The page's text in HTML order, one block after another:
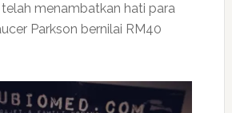
menambatkan hati para
Parkson bernilai RM40